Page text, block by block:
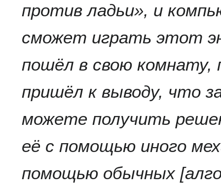
против ладьи», и
сможет играть этот
пошёл в свою комнату,
пришёл к выводу, что
можете получить
её с помощью иного
помощью обычных